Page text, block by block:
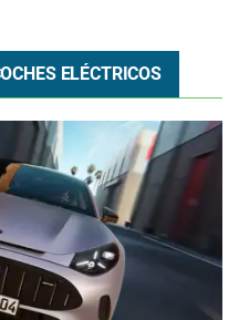
ELÉCTRICOS